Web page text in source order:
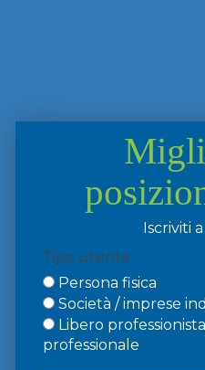
Iscriviti
Tipo utente
Persona fisica
Società / imprese
Libero
professionale